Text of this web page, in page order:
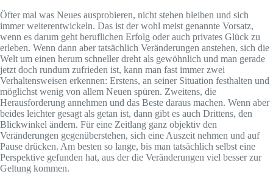
Öfter mal was Neues ausprobieren, nicht stehen bleiben und sich
immer weiterentwickeln. Das ist der wohl meist genannte Vorsatz,
wenn es darum geht beruflichen Erfolg oder auch privates Glück zu
erleben. Wenn dann aber tatsächlich Veränderungen anstehen, sich die
Welt um einen herum schneller dreht als gewöhnlich und man gerade
jetzt doch rundum zufrieden ist, kann man fast immer zwei
Verhaltensweisen erkennen: Erstens, an seiner Situation festhalten und
möglichst wenig von allem Neuen spüren. Zweitens, die
Herausforderung annehmen und das Beste daraus machen. Wenn aber
beides leichter gesagt als getan ist, dann gibt es auch Drittens, den
Blickwinkel ändern. Für eine Zeitlang ganz objektiv den
Veränderungen gegenüberstehen, sich eine Auszeit nehmen und auf
Pause drücken. Am besten so lange, bis man tatsächlich selbst eine
Perspektive gefunden hat, aus der die Veränderungen viel besser zur
Geltung kommen.